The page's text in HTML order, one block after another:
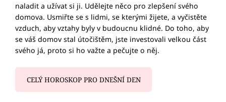
naladit a užívat si ji. Udělejte něco pro zlepšení svého
domova. Usmiřte se s lidmi, se kterými žijete, a vyčistěte
vzduch, aby vztahy byly v budoucnu klidné. Do toho, aby
se váš domov stal útočištěm, jste investovali velkou část
svého já, proto si ho važte a pečujte o něj.
CELÝ HOROSKOP PRO DNEŠNÍ DEN